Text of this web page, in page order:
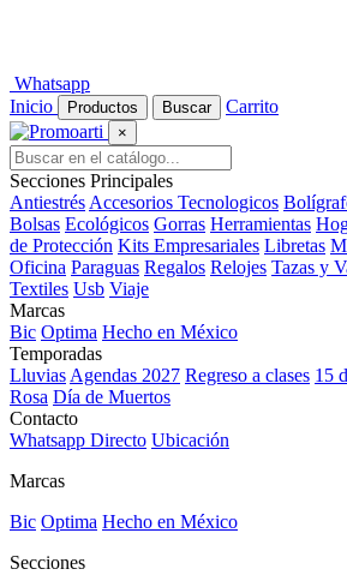
Whatsapp
Inicio
Productos Buscar Carrito
×
Secciones Principales
Antiestrés Accesorios Tecnologicos
Bolsas Ecológicos Gorras Herramientas
de Protección Kits Empresariales Libretas
Oficina Paraguas Regalos Relojes Tazas y
Textiles Usb Viaje
Marcas
Bic Optima Hecho en México
Temporadas
Lluvias Agendas 2027 Regreso a clases 15
Rosa Día de Muertos
Contacto
Whatsapp Directo Ubicación
Marcas
Bic Optima Hecho en México
Secciones